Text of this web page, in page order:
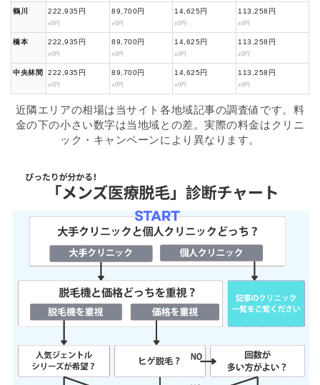
鶴川 222,935円
±0円
89,700円
±0円
14,625円
±0円
113,258円
±0円
橋本 222,935円
±0円
89,700円
±0円
14,625円
±0円
113,258円
±0円
中央林間 222,935円
±0円
89,700円
±0円
14,625円
±0円
113,258円
±0円
近隣エリアの相場は当サイト各地域記事の調査値です。料
金の下の小さい数字は当地域との差。実際の料金はクリニ
ック・キャンペーンにより異なります。